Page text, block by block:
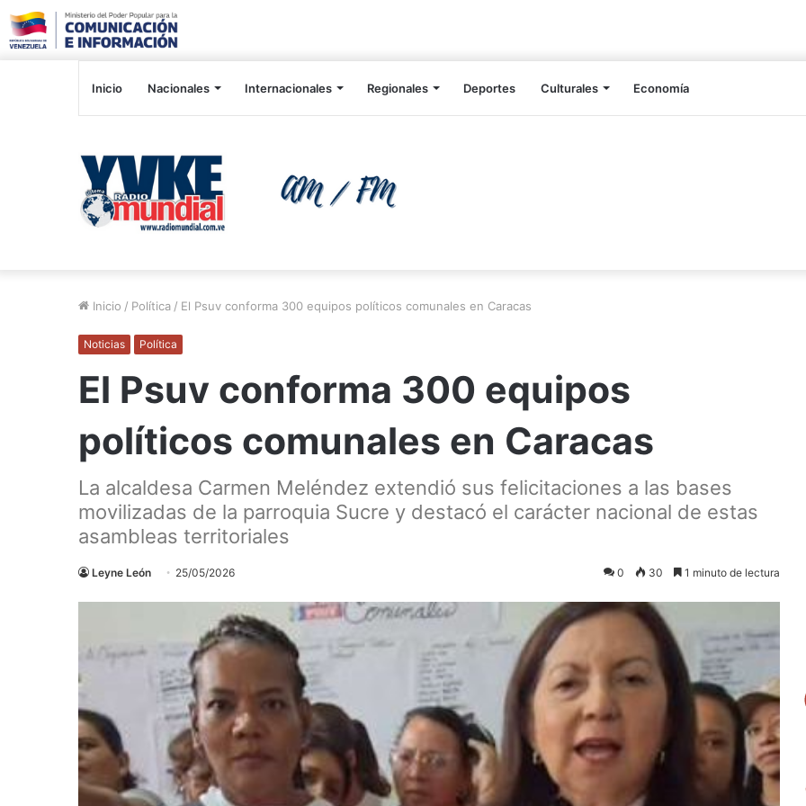
Inicio Nacionales Internacionales Regionales Deportes Culturales Economía
Inicio / Política / El Psuv conforma 300 equipos políticos comunales en Caracas
Noticias Política
El Psuv conforma 300 equipos
políticos comunales en Caracas
La alcaldesa Carmen Meléndez extendió sus felicitaciones a las bases
movilizadas de la parroquia Sucre y destacó el carácter nacional de estas
asambleas territoriales
Leyne León 25/05/2026 0 30 1 minuto de lectura